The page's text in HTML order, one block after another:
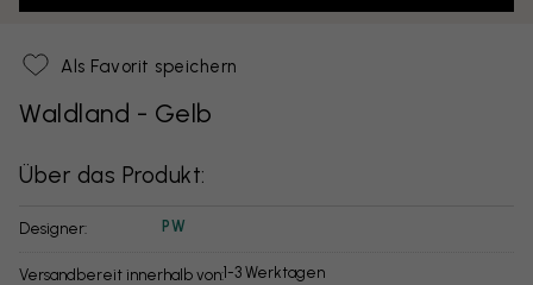
Als Favorit speichern
Waldland - Gelb
Über das Produkt:
Designer: PW
Versandbereit innerhalb von:1-3 Werktagen